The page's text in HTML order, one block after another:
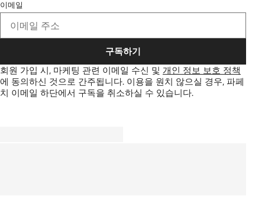
이메일
구독하기
회원 가입 시, 마케팅 관련 이메일 수신 및 개인 정보 보호 정책
에 동의하신 것으로 간주됩니다. 이용을 원치 않으실 경우, 파페
치 이메일 하단에서 구독을 취소하실 수 있습니다.